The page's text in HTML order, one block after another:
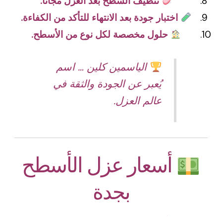
اختبار جودة بعد الانتهاء للتأكد من الكفاءة.
حلول مخصصة لكل نوع من الأسطح.
الياسمين كلين … اسم
يُعبر عن الجودة والثقة في
عالم العزل.
أسعار عزل الأسطح
بجدة